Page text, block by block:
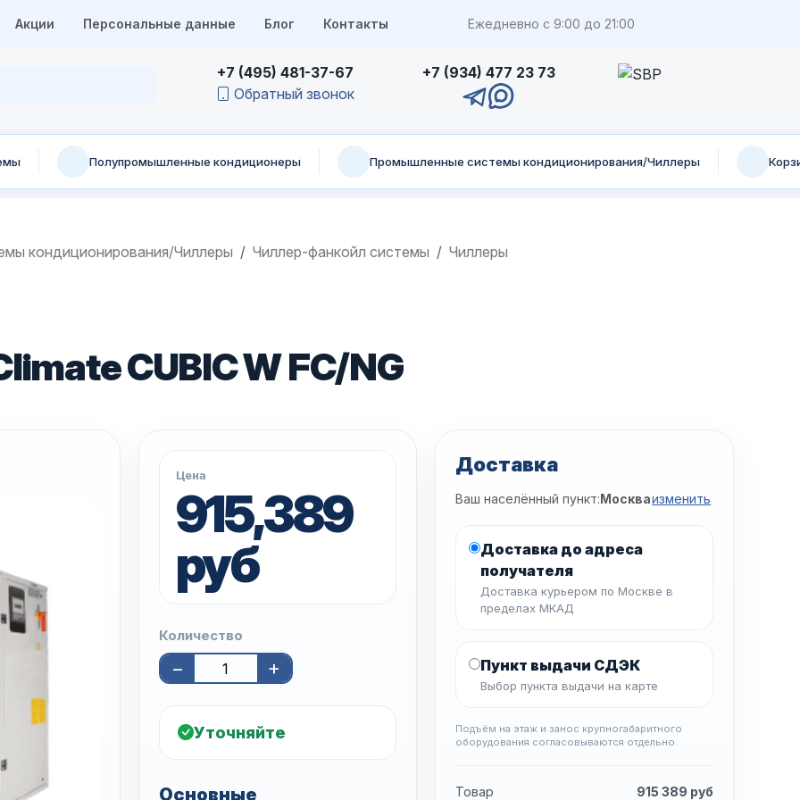
Акции Персональные данные Блог Контакты Ежедневно с 9:00 до 21:00
+7 (495) 481-37-67
Обратный звонок
+7 (934) 477 23 73
Полупромышленные кондиционеры Промышленные системы кондиционирования/Чиллеры
кондиционирования/Чиллеры Чиллер-фанкойл системы Чиллеры
CUBIC W FC/NG
Цена
915,389
руб
Количество
− +
Уточняйте
Основные
Доставка
Ваш населённый пункт:Москваизменить
Доставка до адреса
получателя
Доставка курьером по Москве в
пределах МКАД
Пункт выдачи СДЭК
Выбор пункта выдачи на карте
Подъём на этаж и занос крупногабаритного
оборудования согласовываются отдельно.
Товар 915 389 руб